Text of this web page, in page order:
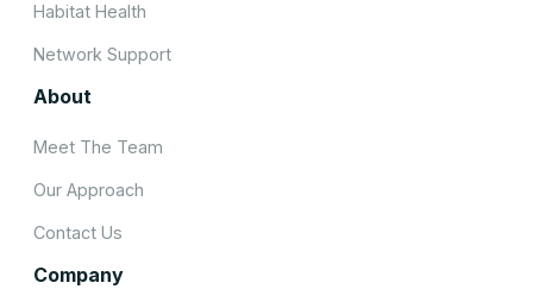
Habitat Health
Network Support
About
Meet The Team
Our Approach
Contact Us
Company